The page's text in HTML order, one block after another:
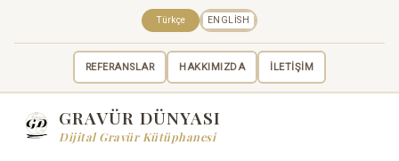
REFERANSLAR HAKKIMIZDA İLETİŞİM
Türkçe ENGLISH
GRAVÜR DÜNYASI
Dijital Gravür Kütüphanesi